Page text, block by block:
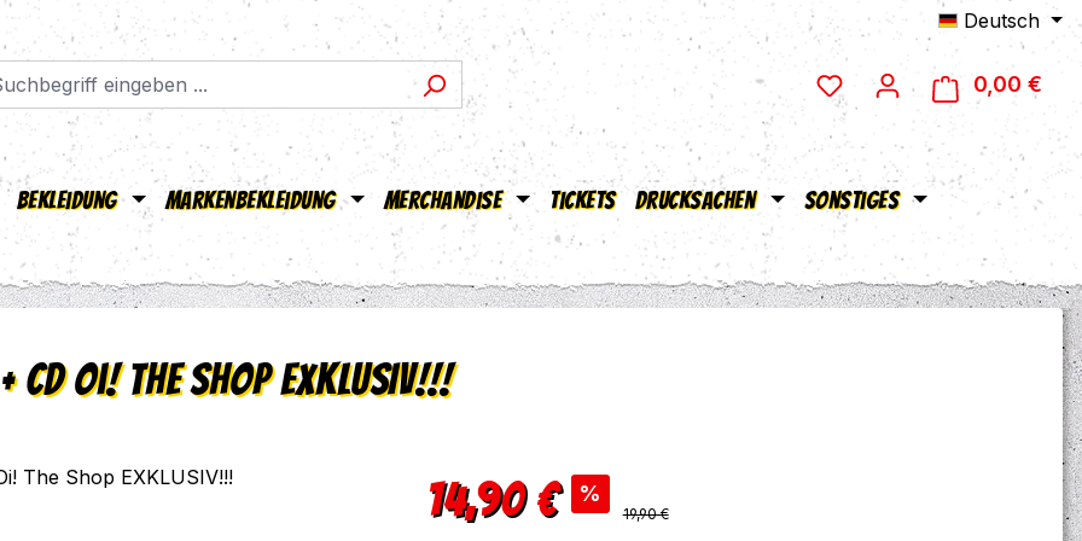
Deutsch
0,00 €
Bekleidung Markenbekleidung Merchandise Tickets Drucksachen Sonstiges
Oi! The Shop EXKLUSIV!!!
Verkaufspreis:
14,90 € %
Regulärer Preis:
19,90 €